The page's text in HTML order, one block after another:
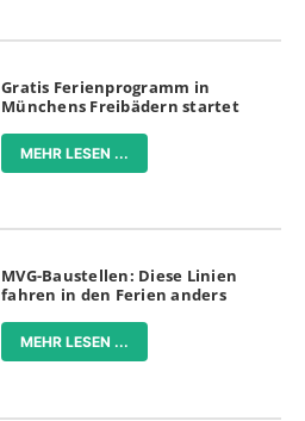
Gratis Ferienprogramm in
Münchens Freibädern startet
MEHR LESEN ...
MVG-Baustellen: Diese Linien
fahren in den Ferien anders
MEHR LESEN ...